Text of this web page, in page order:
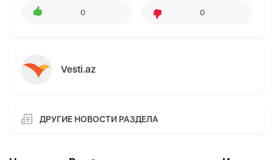
0 0
Vesti.az
ДРУГИЕ НОВОСТИ РАЗДЕЛА